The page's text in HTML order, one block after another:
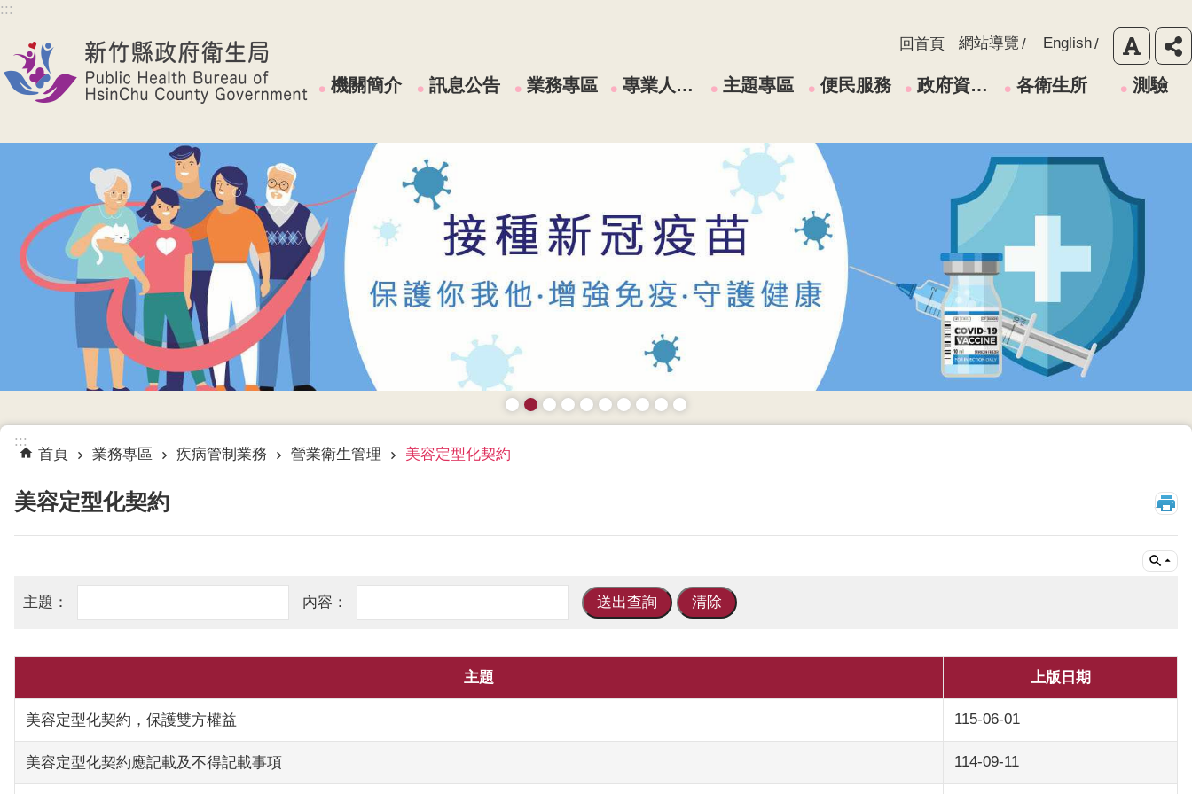
跳到主要內容區塊
:::
回首頁 網站導覽 English
機關簡介 訊息公告 業務專區 專業人員區 主題專區 便民服務 政府資訊公開 各衛生所 測驗
:::
首頁 業務專區 疾病管制業務 營業衛生管理 美容定型化契約
美容定型化契約 _
主題 上版日期
美容定型化契約，保護雙方權益 115-06-01
美容定型化契約應記載及不得記載事項 114-09-11